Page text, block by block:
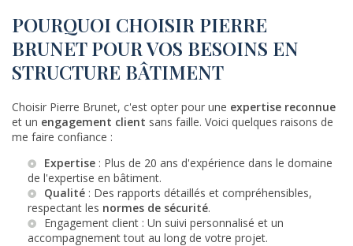
POURQUOI CHOISIR PIERRE
BRUNET POUR VOS BESOINS EN
STRUCTURE BÂTIMENT
Choisir Pierre Brunet, c'est opter pour une expertise reconnue
et un engagement client sans faille. Voici quelques raisons de
me faire confiance :
Expertise : Plus de 20 ans d'expérience dans le domaine
de l'expertise en bâtiment.
Qualité : Des rapports détaillés et compréhensibles,
respectant les normes de sécurité.
Engagement client : Un suivi personnalisé et un
accompagnement tout au long de votre projet.